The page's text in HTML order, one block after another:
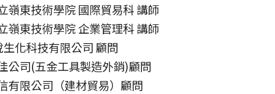
嶺東技術學院 國際貿易科 講師
嶺東技術學院 企業管理科 講師
化科技有限公司 顧問
公司(五金工具製造外銷)顧問
有限公司（建材貿易）顧問